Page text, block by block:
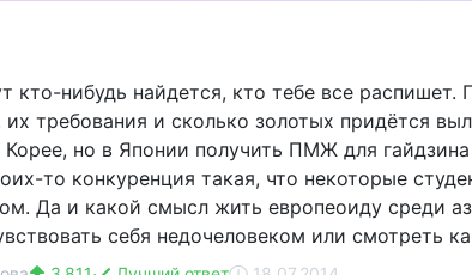
кто-нибудь найдется, кто тебе все
их требования и сколько золотых придётся
но в Японии получить ПМЖ для
то конкуренция такая, что некоторые
Да и какой смысл жить европеоиду среди
себя недочеловеком или смотреть